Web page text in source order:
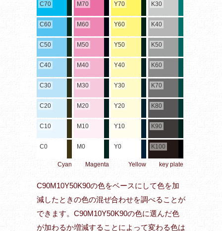
C70
C60
C50
C40
C30
C20
C10
C0
Cyan
M70
M60
M50
M40
M30
M20
M10
M0
Magenta
Y70
Y60
Y50
Y40
Y30
Y20
Y10
Y0
Yellow
K30
K40
K50
K60
K70
K80
K90
K100
key plate
C90M10Y50K90の色をベースにして色を加
減したときの色の混ぜ合わせを調べることが
できます。C90M10Y50K90の色に選んだ色
が加わるか増減することによって変わる色は